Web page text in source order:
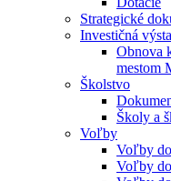
Strategické
Investičná
Obnova
mestom
Školstvo
Školy a
Voľby
Voľby
Voľby